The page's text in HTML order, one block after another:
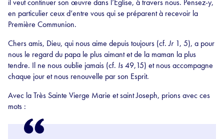
il veut continuer son œuvre dans l’Église, à travers nous. Pensez-y,
en particulier ceux d’entre vous qui se préparent à recevoir la
Première Communion.
Chers amis, Dieu, qui nous aime depuis toujours (cf.Jr1, 5), a pour
nous le regard du papa le plus aimant et de la maman la plus
tendre. Il ne nous oublie jamais (cf. Is49,15) et nous accompagne
chaque jour et nous renouvelle par son Esprit.
Avec la Très Sainte Vierge Marie et saint Joseph, prions avec ces
mots :